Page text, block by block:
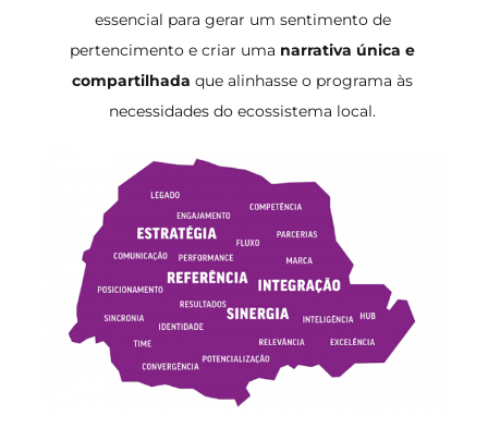
essencial para gerar um sentimento de
pertencimento e criar uma narrativa única e
compartilhada que alinhasse o programa às
necessidades do ecossistema local.